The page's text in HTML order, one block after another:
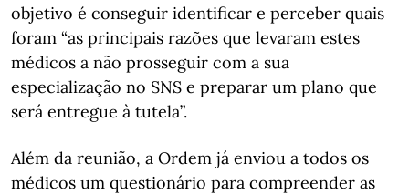
objetivo é conseguir identificar e perceber quais
foram “as principais razões que levaram estes
médicos a não prosseguir com a sua
especialização no SNS e preparar um plano que
será entregue à tutela”.
Além da reunião, a Ordem já enviou a todos os
médicos um questionário para compreender as